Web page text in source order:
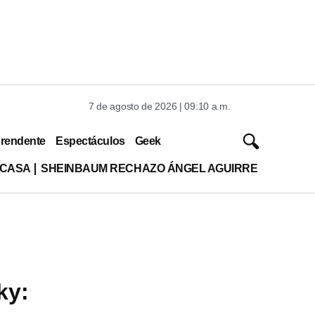
7 de agosto de 2026 | 09:10 a.m.
Espectáculos Geek
SHEINBAUM RECHAZO ÁNGEL AGUIRRE